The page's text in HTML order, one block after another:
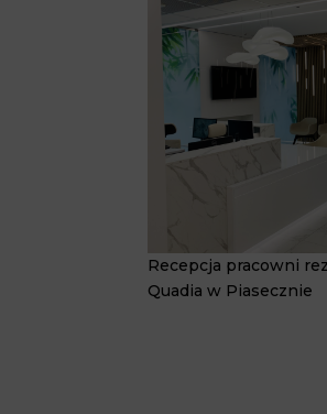
Recepcja pracowni
Quadia w Piasecznie